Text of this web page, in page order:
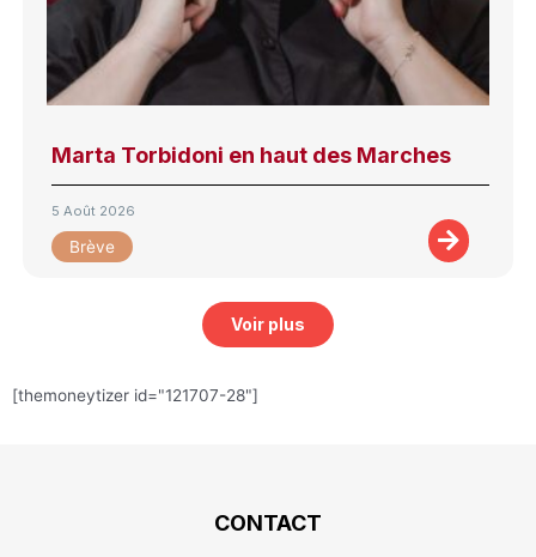
Marta Torbidoni en haut des Marches
5 Août 2026
Brève
Voir plus
[themoneytizer id="121707-28"]
CONTACT